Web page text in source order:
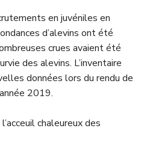
en juvéniles en
d’alevins ont été
crues avaient été
des alevins. L’inventaire
données lors du rendu de
2019.
chaleureux des